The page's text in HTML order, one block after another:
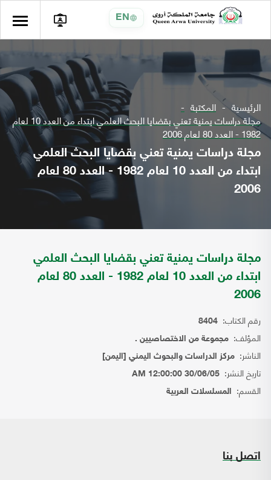
EN
الرئيسية المكتبة
مجلة دراسات يمنية تعني بقضايا البحث العلمي ابتداء من العدد 10 لعام
1982 - العدد 80 لعام 2006
مجلة دراسات يمنية تعني بقضايا البحث العلمي
ابتداء من العدد 10 لعام 1982 - العدد 80 لعام
2006
مجلة دراسات يمنية تعني بقضايا البحث العلمي
ابتداء من العدد 10 لعام 1982 - العدد 80 لعام
2006
رقم الكتاب: 8404
المؤلف: مجموعة من الاختصاصيين .
الناشر: مركز الدراسات والبحوث اليمني [اليمن]
تاريخ النشر: 30/06/05 12:00:00 AM
القسم: المسلسلات العربية
اتصل بنا